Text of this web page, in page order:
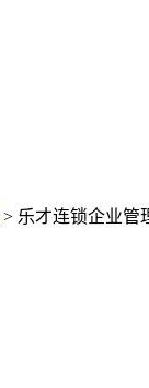
> 乐才连锁企业管